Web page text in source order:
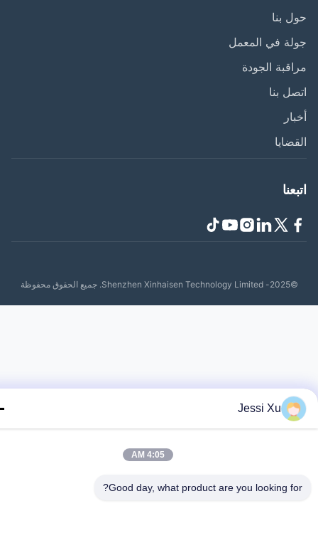
بنا
في المعمل
الجودة
بنا
Jessi Xu
4:05 AM
Good day, what product are you looking